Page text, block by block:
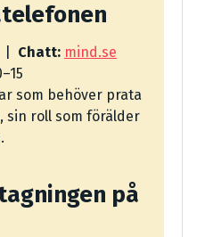
| Chatt: mind.se
som behöver prata
sin roll som förälder
på